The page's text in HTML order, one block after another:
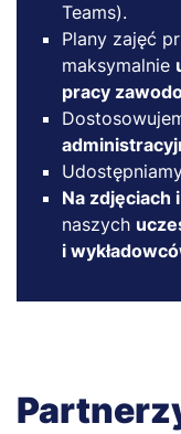
Teams).
Plany zajęć
maksymalnie
pracy
Na zdjęciach
naszych
i